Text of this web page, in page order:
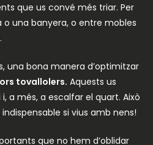
que us convé més triar. Per
una banyera, o entre mobles
una bona manera d’optimitzar
tovallolers. Aquests us
a més, a escalfar el quart. Això
si vius amb nens!
que no hem d’oblidar